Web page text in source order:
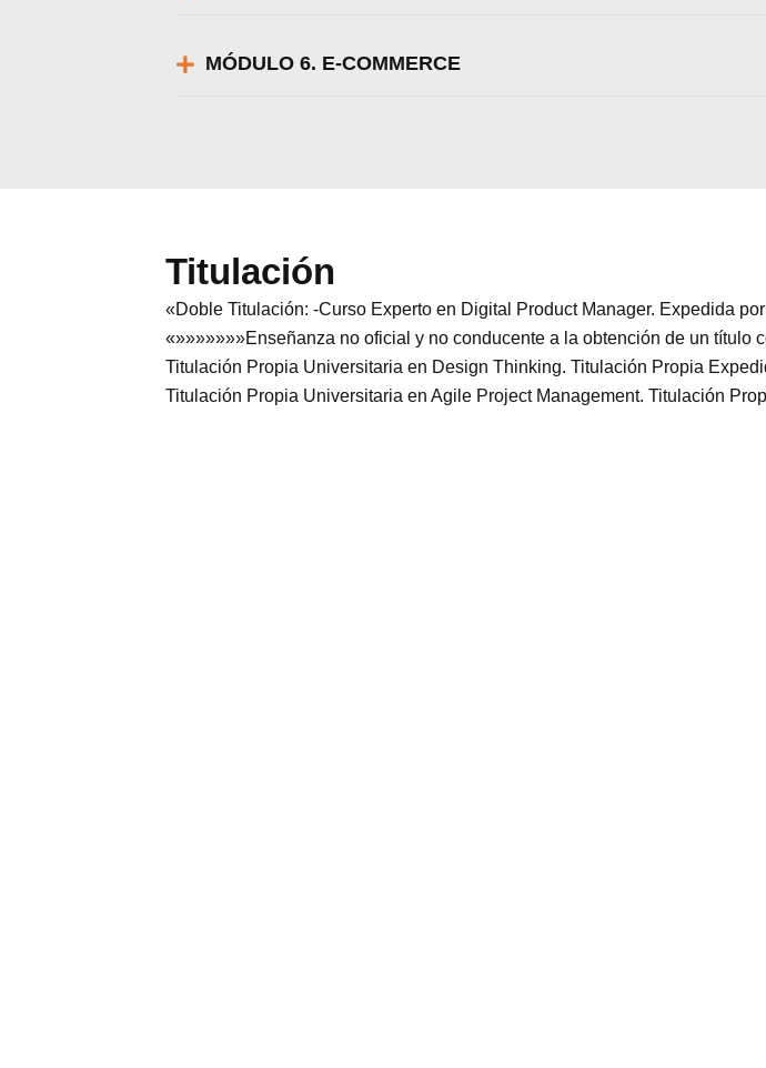
MÓDULO 6. E-COMMERCE
Titulación
«Doble Titulación: -Curso Experto en Digital Product Manager. Expedida
«»»»»»»»Enseñanza no oficial y no conducente a la obtención de un título
Titulación Propia Universitaria en Design Thinking. Titulación Propia
Titulación Propia Universitaria en Agile Project Management. Titulación